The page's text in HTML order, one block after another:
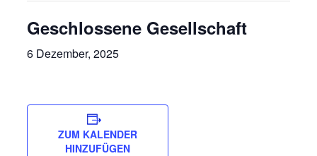
Geschlossene Gesellschaft
6 Dezember, 2025
ZUM KALENDER
HINZUFÜGEN